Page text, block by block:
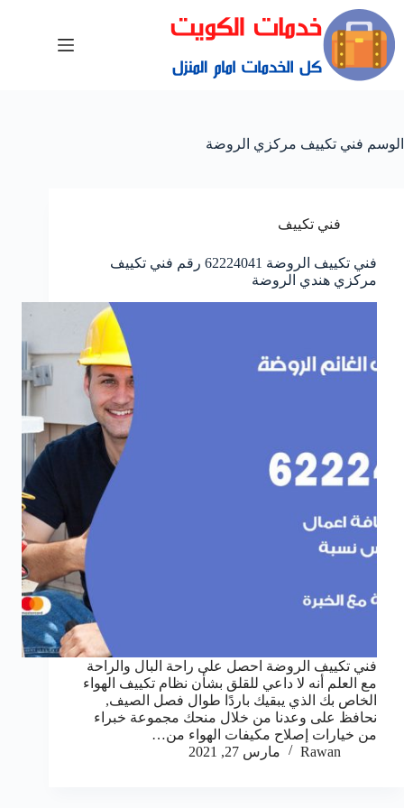
الوسم فني تكييف مركزي الروضة
فني تكييف
فني تكييف الروضة 62224041 رقم فني تكييف
مركزي هندي الروضة
فني تكييف الروضة احصل على راحة البال والراحة
مع العلم أنه لا داعي للقلق بشأن نظام تكييف الهواء
الخاص بك الذي يبقيك باردًا طوال فصل الصيف,
نحافظ على وعدنا من خلال منحك مجموعة خبراء
من خيارات إصلاح مكيفات الهواء من…
Rawan
مارس 27, 2021